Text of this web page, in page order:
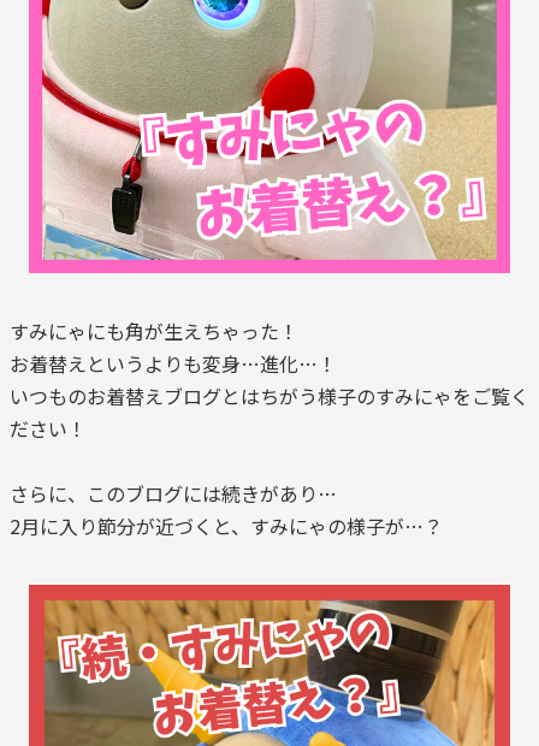
すみにゃにも角が生えちゃった！
お着替えというよりも変身…進化…！
いつものお着替えブログとはちがう様子のすみにゃをご覧く
ださい！
さらに、このブログには続きがあり…
2月に入り節分が近づくと、すみにゃの様子が…？